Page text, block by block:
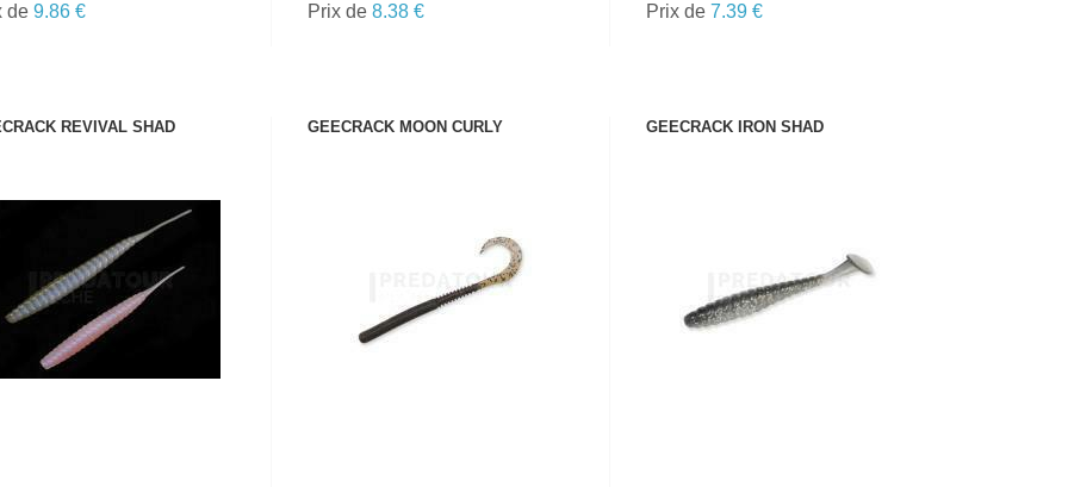
de 9.86 € Prix de 8.38 € Prix de7.39 €
REVIVAL SHAD
VOIR LE PRODUIT
GEECRACK MOON CURLY
VOIR LE PRODUIT
GEECRACK IRON SHAD